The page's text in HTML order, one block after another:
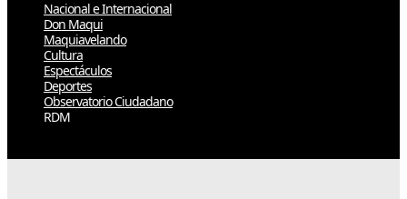
Nacional e Internacional
Don Maqui
Maquiavelando
Cultura
Espectáculos
Deportes
Observatorio Ciudadano
RDM